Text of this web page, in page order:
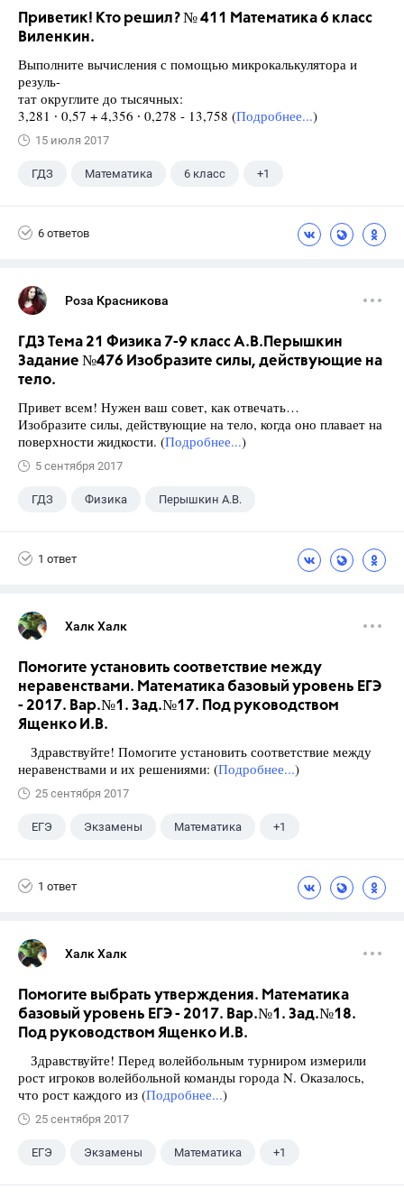
Приветик! Кто решил? № 411 Математика 6 класс
Виленкин.
Выполните вычисления с помощью микрокалькулятора и
резуль-
тат округлите до тысячных:
3,281 ∙ 0,57 + 4,356 ∙ 0,278 - 13,758 (Подробнее...)
15 июля 2017
ГДЗ Математика 6 класс +1
6 ответов
Роза Красникова
ГДЗ Тема 21 Физика 7-9 класс А.В.Перышкин
Задание №476 Изобразите силы, действующие на
тело.
Привет всем! Нужен ваш совет, как отвечать…
Изобразите силы, действующие на тело, когда оно плавает на
поверхности жидкости. (Подробнее...)
5 сентября 2017
ГДЗ Физика Перышкин А.В.
1 ответ
Халк Халк
Помогите установить соответствие между
неравенствами. Математика базовый уровень ЕГЭ
- 2017. Вар.№1. Зад.№17. Под руководством
Ященко И.В.
Здравствуйте! Помогите установить соответствие между
неравенствами и их решениями: (Подробнее...)
25 сентября 2017
ЕГЭ Экзамены Математика +1
1 ответ
Халк Халк
Помогите выбрать утверждения. Математика
базовый уровень ЕГЭ - 2017. Вар.№1. Зад.№18.
Под руководством Ященко И.В.
Здравствуйте! Перед волейбольным турниром измерили
рост игроков волейбольной команды города N. Оказалось,
что рост каждого из (Подробнее...)
25 сентября 2017
ЕГЭ Экзамены Математика +1